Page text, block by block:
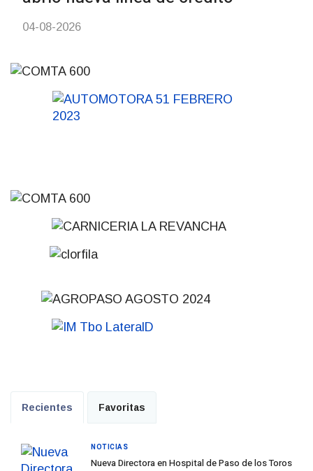
Recientes Favoritas
Nueva Directora en Hospital de Paso de los Toros
NOTICIAS